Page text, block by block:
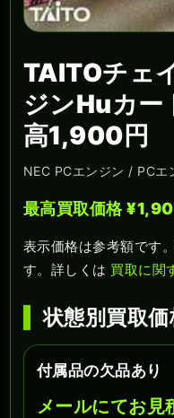
TAITOチェ
ジンHuカー
高1,900円
NEC PCエンジン / PCエ
最高買取価格
表示価格は参考額です
す。詳しくは 買取に関
状態別買取
付属品の欠品あり
メールにてお見